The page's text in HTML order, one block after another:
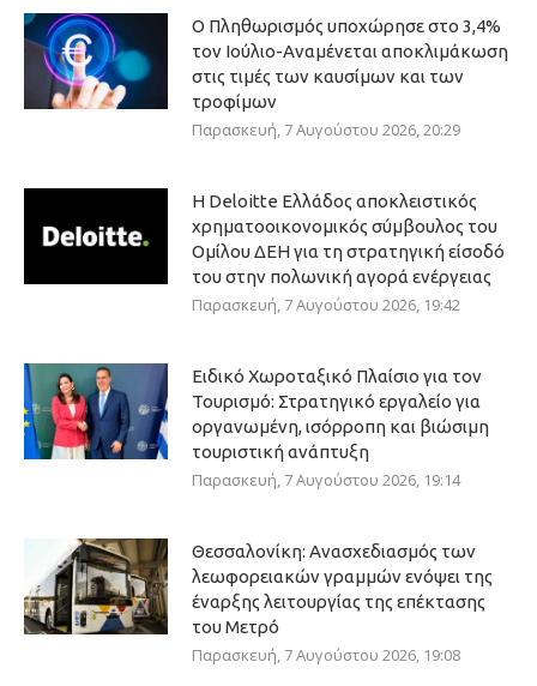
Ο Πληθωρισμός υποχώρησε στο 3,4%
τον Ιούλιο-Αναμένεται αποκλιμάκωση
στις τιμές των καυσίμων και των
τροφίμων
Παρασκευή, 7 Αυγούστου 2026, 20:29
Η Deloitte Ελλάδος αποκλειστικός
χρηματοοικονομικός σύμβουλος του
Ομίλου ΔΕΗ για τη στρατηγική είσοδό
του στην πολωνική αγορά ενέργειας
Παρασκευή, 7 Αυγούστου 2026, 19:42
Ειδικό Χωροταξικό Πλαίσιο για τον
Τουρισμό: Στρατηγικό εργαλείο για
οργανωμένη, ισόρροπη και βιώσιμη
τουριστική ανάπτυξη
Παρασκευή, 7 Αυγούστου 2026, 19:14
Θεσσαλονίκη: Ανασχεδιασμός των
λεωφορειακών γραμμών ενόψει της
έναρξης λειτουργίας της επέκτασης
του Μετρό
Παρασκευή, 7 Αυγούστου 2026, 19:08